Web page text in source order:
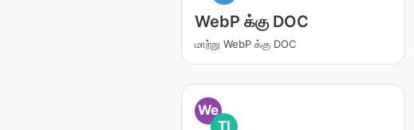
WebP க்கு DOC
மாற்று WebP க்கு DOC
We
TI